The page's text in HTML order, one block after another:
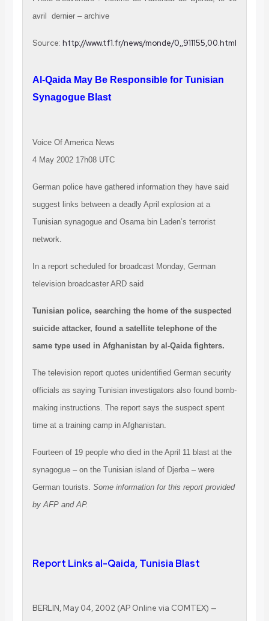
avril dernier – archive
Source: http://www.tf1.fr/news/monde/0,,911155,00.html
Al-Qaida May Be Responsible for Tunisian
Synagogue Blast
Voice Of America News
4 May 2002 17h08 UTC
German police have gathered information they have said
suggest links between a deadly April explosion at a
Tunisian synagogue and Osama bin Laden’s terrorist
network.
In a report scheduled for broadcast Monday, German
television broadcaster ARD said
Tunisian police, searching the home of the suspected
suicide attacker, found a satellite telephone of the
same type used in Afghanistan by al-Qaida fighters.
The television report quotes unidentified German security
officials as saying Tunisian investigators also found bomb-
making instructions. The report says the suspect spent
time at a training camp in Afghanistan.
Fourteen of 19 people who died in the April 11 blast at the
synagogue – on the Tunisian island of Djerba – were
German tourists. Some information for this report provided
by AFP and AP.
Report Links al-Qaida, Tunisia Blast
BERLIN, May 04, 2002 (AP Online via COMTEX) —